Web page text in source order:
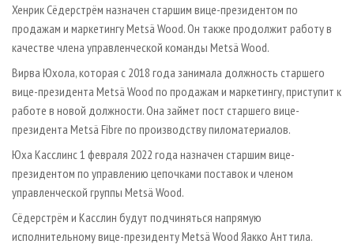
БИОЭНЕРГЕТИКА
ЦБП
RUSSIAN FORESTRY REVIEW
ГАЗЕТА ЛЕСПРОМФОРУМ
БИБЛИОТЕКА СПЕЦИАЛИСТА
Хенрик Сёдерстрём назначен старшим вице-президентом по
продажам и маркетингу Metsä Wood. Он также продолжит работу в
качестве члена управленческой команды Metsä Wood.
Вирва Юхола, которая с 2018 года занимала должность старшего
вице-президента Metsä Wood по продажам и маркетингу, приступит к
работе в новой должности. Она займет пост старшего вице-
президента Metsä Fibre по производству пиломатериалов.
Юха Касслинс 1 февраля 2022 года назначен старшим вице-
президентом по управлению цепочками поставок и членом
управленческой группы Metsä Wood.
Сёдерстрём и Касслин будут подчиняться напрямую
исполнительному вице-президенту Metsä Wood Яакко Анттила.